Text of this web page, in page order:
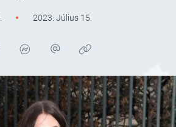
2023. Július 15.